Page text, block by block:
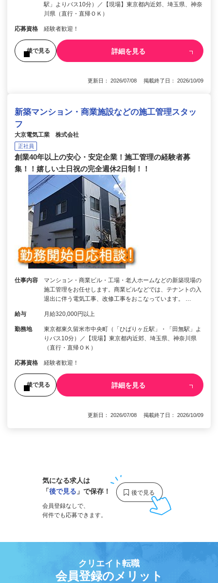
駅」よりバス10分）／【現場】東京都内近郊、埼玉県、神奈
川県（直行・直帰ＯＫ）
応募資格 経験者歓迎！
後で見る 詳細を見る
更新日： 2026/07/08 掲載終了日： 2026/10/09
新築マンション・商業施設などの施工管理スタッ
フ
大京電気工業 株式会社
正社員
創業40年以上の安心・安定企業！施工管理の経験者募
集！！嬉しい土日祝の完全週休2日制！！
仕事内容
マンション・商業ビル・工場・老人ホームなどの新築現場の
施工管理をお任せします。商業ビルなどでは、テナントの入
退出に伴う電気工事、改修工事をおこなっています。 …
給与 月給320,000円以上
勤務地
東京都東久留米市中央町（「ひばりヶ丘駅」・「田無駅」よ
りバス10分）／【現場】東京都内近郊、埼玉県、神奈川県
（直行・直帰ＯＫ）
応募資格 経験者歓迎！
後で見る 詳細を見る
更新日： 2026/07/08 掲載終了日： 2026/10/09
気になる求人は
「後で見る 」で保存！
会員登録なしで、
何件でも応募できます。
クリエイト転職
会員登録のメリット